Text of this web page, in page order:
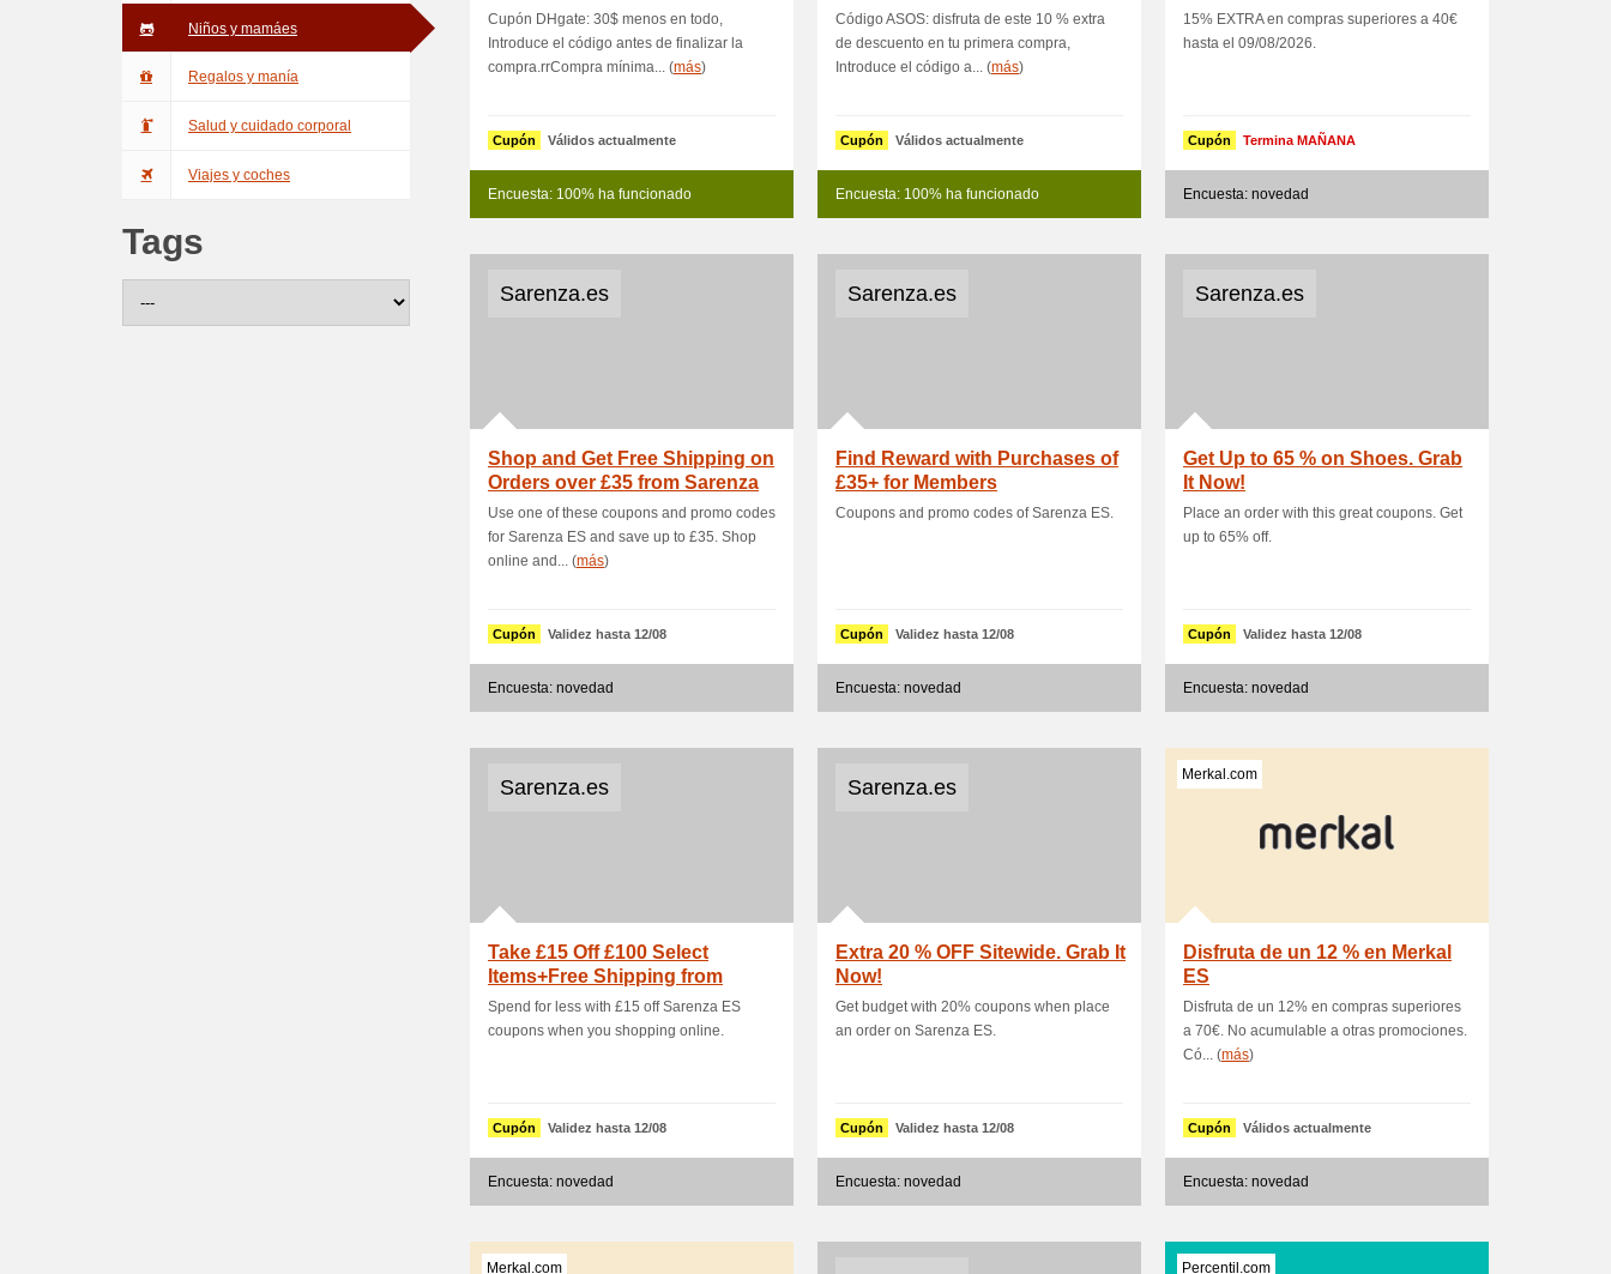
Niños y mamáes
Regalos y manía
Salud y cuidado corporal
Viajes y coches
Tags
Cupón DHgate: 30$ menos en todo,
Introduce el código antes de finalizar la
compra.rrCompra mínima... (más)
Cupón Válidos actualmente
Encuesta: 100% ha funcionado
p
Código ASOS: disfruta de este 10 % extra
de descuento en tu primera compra,
Introduce el código a... (más)
Cupón Válidos actualmente
Encuesta: 100% ha funcionado
15% EXTRA en compras superiores a 40€
hasta el 09/08/2026.
Cupón Termina MAÑANA
Encuesta: novedad
Sarenza.es
Shop and Get Free Shipping on
Orders over £35 from Sarenza
Es
Use one of these coupons and promo codes
for Sarenza ES and save up to £35. Shop
online and... (más)
Cupón Validez hasta 12/08
Encuesta: novedad
Sarenza.es
Find Reward with Purchases of
£35+ for Members
Coupons and promo codes of Sarenza ES.
Cupón Validez hasta 12/08
Encuesta: novedad
Sarenza.es
Get Up to 65 % on Shoes. Grab
It Now!
Place an order with this great coupons. Get
up to 65% off.
Cupón Validez hasta 12/08
Encuesta: novedad
Sarenza.es
Take £15 Off £100 Select
Items+Free Shipping from
Sarenza Es
Spend for less with £15 off Sarenza ES
coupons when you shopping online.
Cupón Validez hasta 12/08
Encuesta: novedad
Sarenza.es
Extra 20 % OFF Sitewide. Grab It
Now!
Get budget with 20% coupons when place
an order on Sarenza ES.
Cupón Validez hasta 12/08
Encuesta: novedad
Merkal.com
Disfruta de un 12 % en Merkal
ES
Disfruta de un 12% en compras superiores
a 70€. No acumulable a otras promociones.
Có... (más)
Cupón Válidos actualmente
Encuesta: novedad
Merkal.com Percentil.com